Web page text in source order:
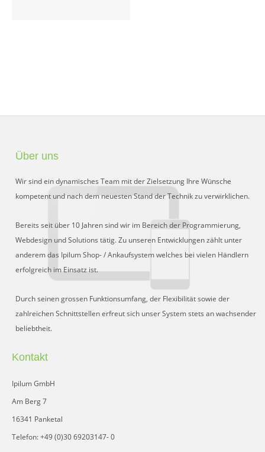
Schnittstelle für Preisvergleiche
Liveeditor
Über uns
Wir sind ein dynamisches Team mit der Zielsetzung Ihre Wünsche
kompetent und nach dem neuesten Stand der Technik zu verwirklichen.
Bereits seit über 10 Jahren sind wir im Bereich der Programmierung,
Webdesign und Solutions tätig. Zu unseren Entwicklungen zählt unter
anderem das Ipilum Shop- / Ankaufsystem welches bei vielen Händlern
erfolgreich im Einsatz ist.
Durch seinen grossen Funktionsumfang, der Flexibilität sowie der
zahlreichen Schnittstellen erfreut sich unser System stets an wachsender
beliebtheit.
Kontakt
Ipilum GmbH
Am Berg 7
16341 Panketal
Telefon: +49 (0)30 69203147- 0